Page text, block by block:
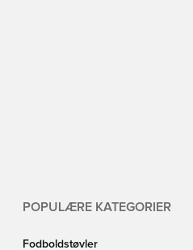
POPULÆRE KATEGORIER
Fodboldstøvler